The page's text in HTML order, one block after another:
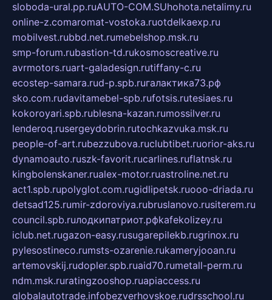
sloboda-ural.pp.ruAUTO-COM.SUhohota.netalimy.ru
online-z.comaromat-vostoka.ruotdelkaexp.ru
mobilvest.rubbd.net.rumebelshop.msk.ru
smp-forum.rubastion-td.rukosmoscreative.ru
avrmotors.ruart-galadesign.rutiffany-c.ru
ecostep-samara.rud-p.spb.ruгалактика73.рф
sko.com.rudavitamebel-spb.rufotsis.rutesiaes.ru
kokoroyari.spb.rublesna-kazan.rumossilver.ru
lenderoq.rusergeydobrin.rutochkazvuka.msk.ru
people-of-art.rubezzubova.ruclubtibet.ruorior-aks.ru
dynamoauto.ruszk-favorit.rucarlines.ruflatnsk.ru
kingbolenskaner.rualex-motor.ruastroline.net.ru
act1.spb.rupolyglot.com.rugidlipetsk.ruooo-driada.ru
detsad125.rumir-zdoroviya.rubruslanovo.rusiterem.ru
council.spb.ruлодкипатриот.рфkafekolizey.ru
iclub.net.rugazon-easy.rusugarepilekb.rugrinox.ru
pylesostineco.rumsts-ozarenie.rukameryjooan.ru
artemovskij.rudopler.spb.ruaid70.rumetall-perm.ru
ndm.msk.ruratingzooshop.ruapiaccess.ru
globalautotrade.infobezverhovskoe.rudrsschool.ru